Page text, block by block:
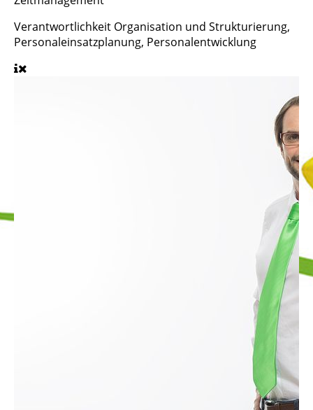
Verantwortlichkeit Organisation und Strukturierung,
Personaleinsatzplanung, Personalentwicklung